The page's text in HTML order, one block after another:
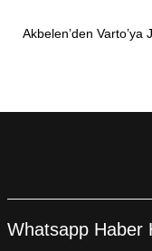
Akbelen’den Varto’ya
Whatsapp Haber